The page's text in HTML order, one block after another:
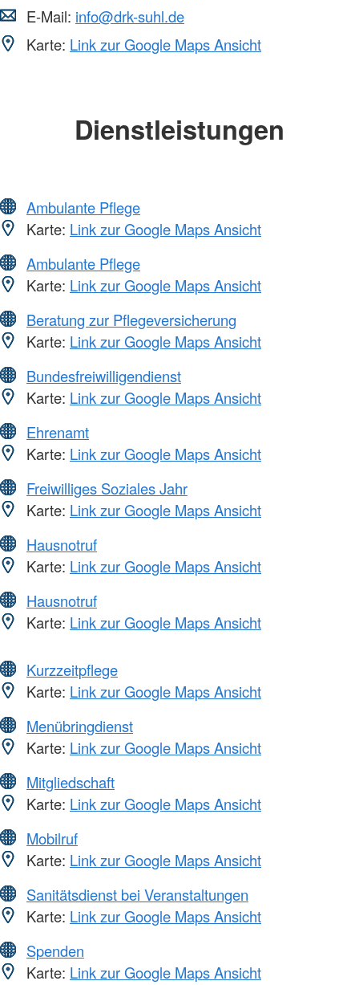
E-Mail: info@drk-suhl.de
Karte: Link zur Google Maps Ansicht
Dienstleistungen
Ambulante Pflege
Karte: Link zur Google Maps Ansicht
Ambulante Pflege
Karte: Link zur Google Maps Ansicht
Beratung zur Pflegeversicherung
Karte: Link zur Google Maps Ansicht
Bundesfreiwilligendienst
Karte: Link zur Google Maps Ansicht
Ehrenamt
Karte: Link zur Google Maps Ansicht
Freiwilliges Soziales Jahr
Karte: Link zur Google Maps Ansicht
Hausnotruf
Karte: Link zur Google Maps Ansicht
Hausnotruf
Karte: Link zur Google Maps Ansicht
Kurzzeitpflege
Karte: Link zur Google Maps Ansicht
Menübringdienst
Karte: Link zur Google Maps Ansicht
Mitgliedschaft
Karte: Link zur Google Maps Ansicht
Mobilruf
Karte: Link zur Google Maps Ansicht
Sanitätsdienst bei Veranstaltungen
Karte: Link zur Google Maps Ansicht
Spenden
Karte: Link zur Google Maps Ansicht